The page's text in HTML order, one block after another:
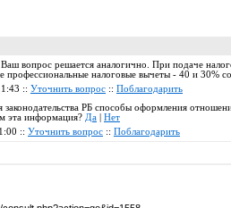
вопрос решается аналогично. При подаче
налоговые вычеты - 40 и 30%
:: Уточнить вопрос :: Поблагодарить
РБ способы оформления
эта информация? Да
Нет
:: Уточнить вопрос :: Поблагодарить